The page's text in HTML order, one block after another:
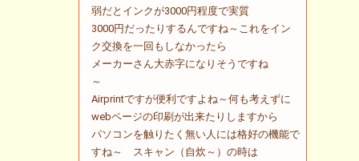
弱だとインクが3000円程度で実質
3000円だったりするんですね～これをイン
ク交換を一回もしなかったら
メーカーさん大赤字になりそうですね
～
Airprintですが便利ですよね～何も考えずに
webページの印刷が出来たりしますから
パソコンを触りたく無い人には格好の機能で
すね～ スキャン（自炊～）の時は